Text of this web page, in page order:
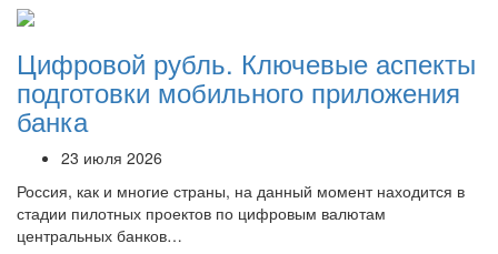
Цифровой рубль. Ключевые аспекты
подготовки мобильного приложения
банка
23 июля 2026
Россия, как и многие страны, на данный момент находится в
стадии пилотных проектов по цифровым валютам
центральных банков…